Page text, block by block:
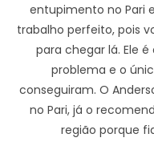
entupimento no Pari
trabalho perfeito, pois
para chegar lá. Ele
problema e o
conseguiram. O
no Pari, já o
região porque